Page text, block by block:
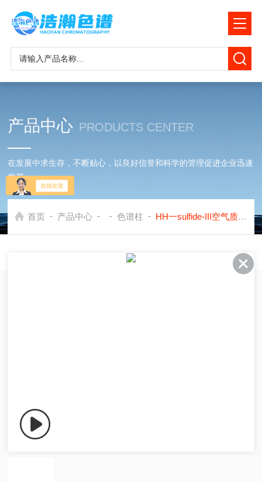
产品中心 PRODUCTS CENTER
在发展中求生存，不断贴心，以良好信誉和科学的管理促进企业迅速
发展
首页 - 产品中心 - - 色谱柱 - HH一sulfide-III空气质量 硫化物测定色谱柱